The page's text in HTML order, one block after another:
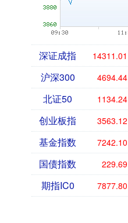
深证成指 14311.01
沪深300 4694.44
北证50 1134.24
创业板指 3563.12
基金指数 7242.10
国债指数 229.69
期指IC0 7877.80